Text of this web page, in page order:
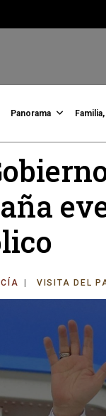
Panorama
VISITA DEL